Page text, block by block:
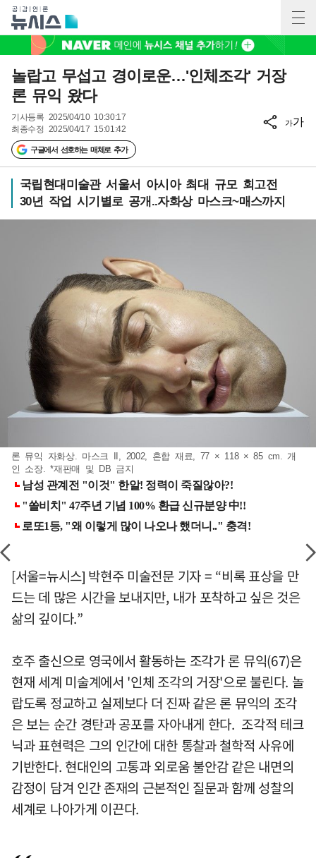
놀랍고 무섭고 경이로운…'인체조각' 거장
론 뮤익 왔다
기사등록 2025/04/10 10:30:17
최종수정 2025/04/17 15:01:42
구글에서 선호하는 매체로 추가
가가
국립현대미술관 서울서 아시아 최대 규모 회고전
30년 작업 시기별로 공개..자화상 마스크~매스까지
론 뮤익 자화상. 마스크 II, 2002, 혼합 재료, 77 × 118 × 85 cm. 개
인 소장. *재판매 및 DB 금지
[서울=뉴시스] 박현주 미술전문 기자 = “비록 표상을 만
드는 데 많은 시간을 보내지만, 내가 포착하고 싶은 것은
삶의 깊이다.”
호주 출신으로 영국에서 활동하는 조각가 론 뮤익(67)은
현재 세계 미술계에서 '인체 조각의 거장'으로 불린다. 놀
랍도록 정교하고 실제보다 더 진짜 같은 론 뮤익의 조각
은 보는 순간 경탄과 공포를 자아내게 한다. 조각적 테크
닉과 표현력은 그의 인간에 대한 통찰과 철학적 사유에
기반한다. 현대인의 고통과 외로움 불안감 같은 내면의
감정이 담겨 인간 존재의 근본적인 질문과 함께 성찰의
세계로 나아가게 이끈다.